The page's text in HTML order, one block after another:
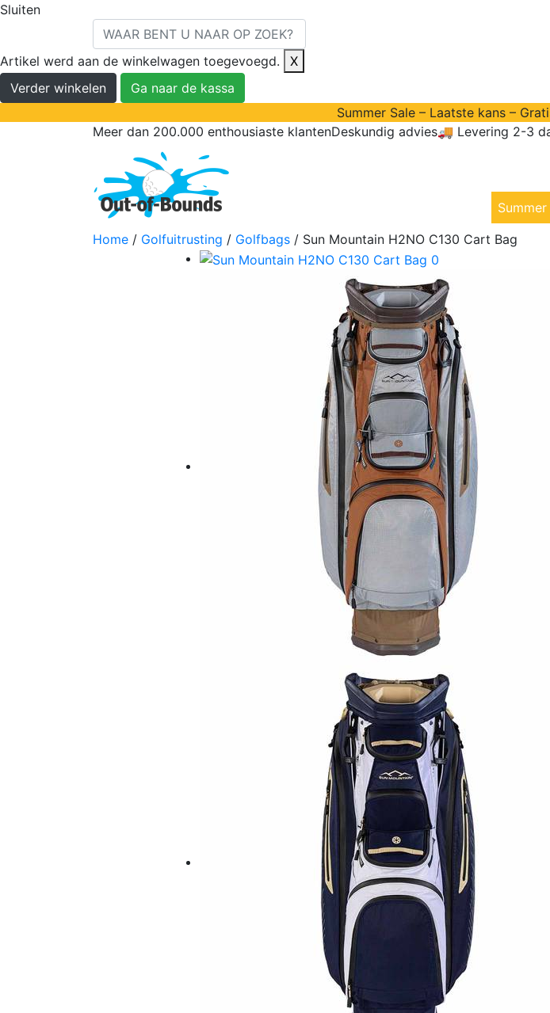
Sluiten
Artikel werd aan de winkelwagen toegevoegd.
X
Verder winkelen
Ga naar de kassa
Summer Sale – Laatste kans –
Meer dan 200.000 enthousiaste klantenDeskundig advies🚚 Levering 2-3
Home / Golfuitrusting / Golfbags / Sun Mountain H2NO C130 Cart Bag